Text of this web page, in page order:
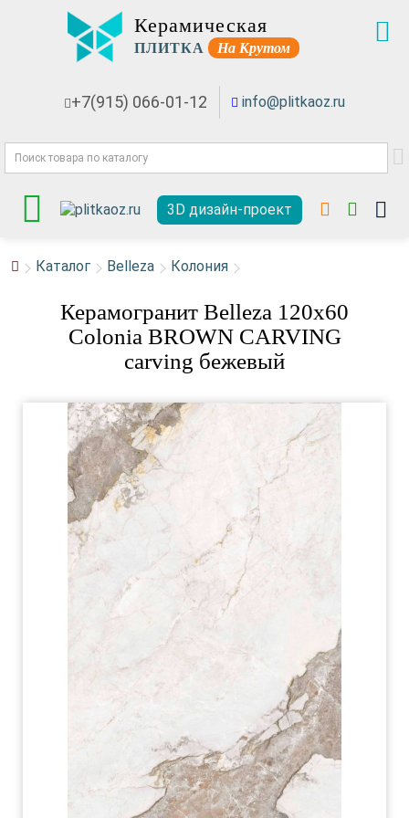
Керамическая
ПЛИТКА На Крутом
+7(915) 066-01-12 info@plitkaoz.ru
3D дизайн-проект
Каталог Belleza Колония
Керамогранит Belleza 120x60
Colonia BROWN CARVING
carving бежевый